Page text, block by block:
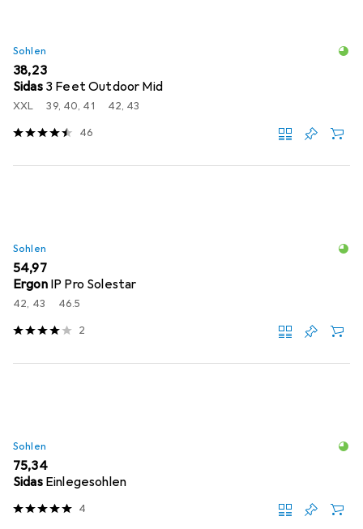
Sohlen
EUR
38,23
Sidas 3 Feet Outdoor Mid
XXL 39, 40, 41 42, 43
46
Sohlen
EUR
54,97
Ergon IP Pro Solestar
42, 43 46.5
2
Sohlen
EUR
75,34
Sidas Einlegesohlen
4